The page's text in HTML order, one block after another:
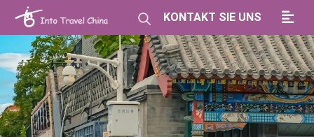
KONTAKT SIE UNS